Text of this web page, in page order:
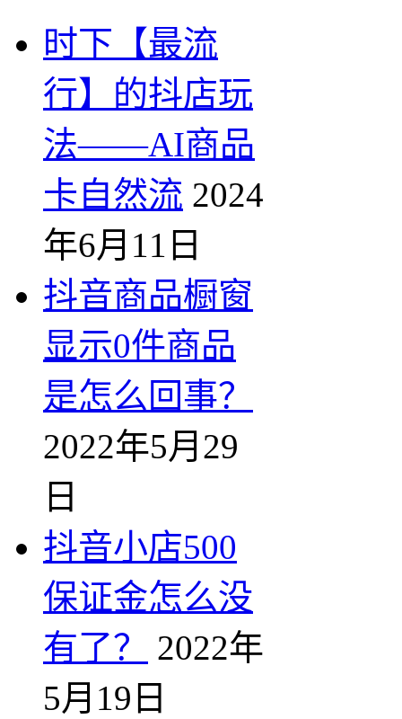
时下【最流
行】的抖店玩
法——AI商品
卡自然流 2024
年6月11日
抖音商品橱窗
显示0件商品
是怎么回事？
2022年5月29
日
抖音小店500
保证金怎么没
有了？
2022年
5月19日